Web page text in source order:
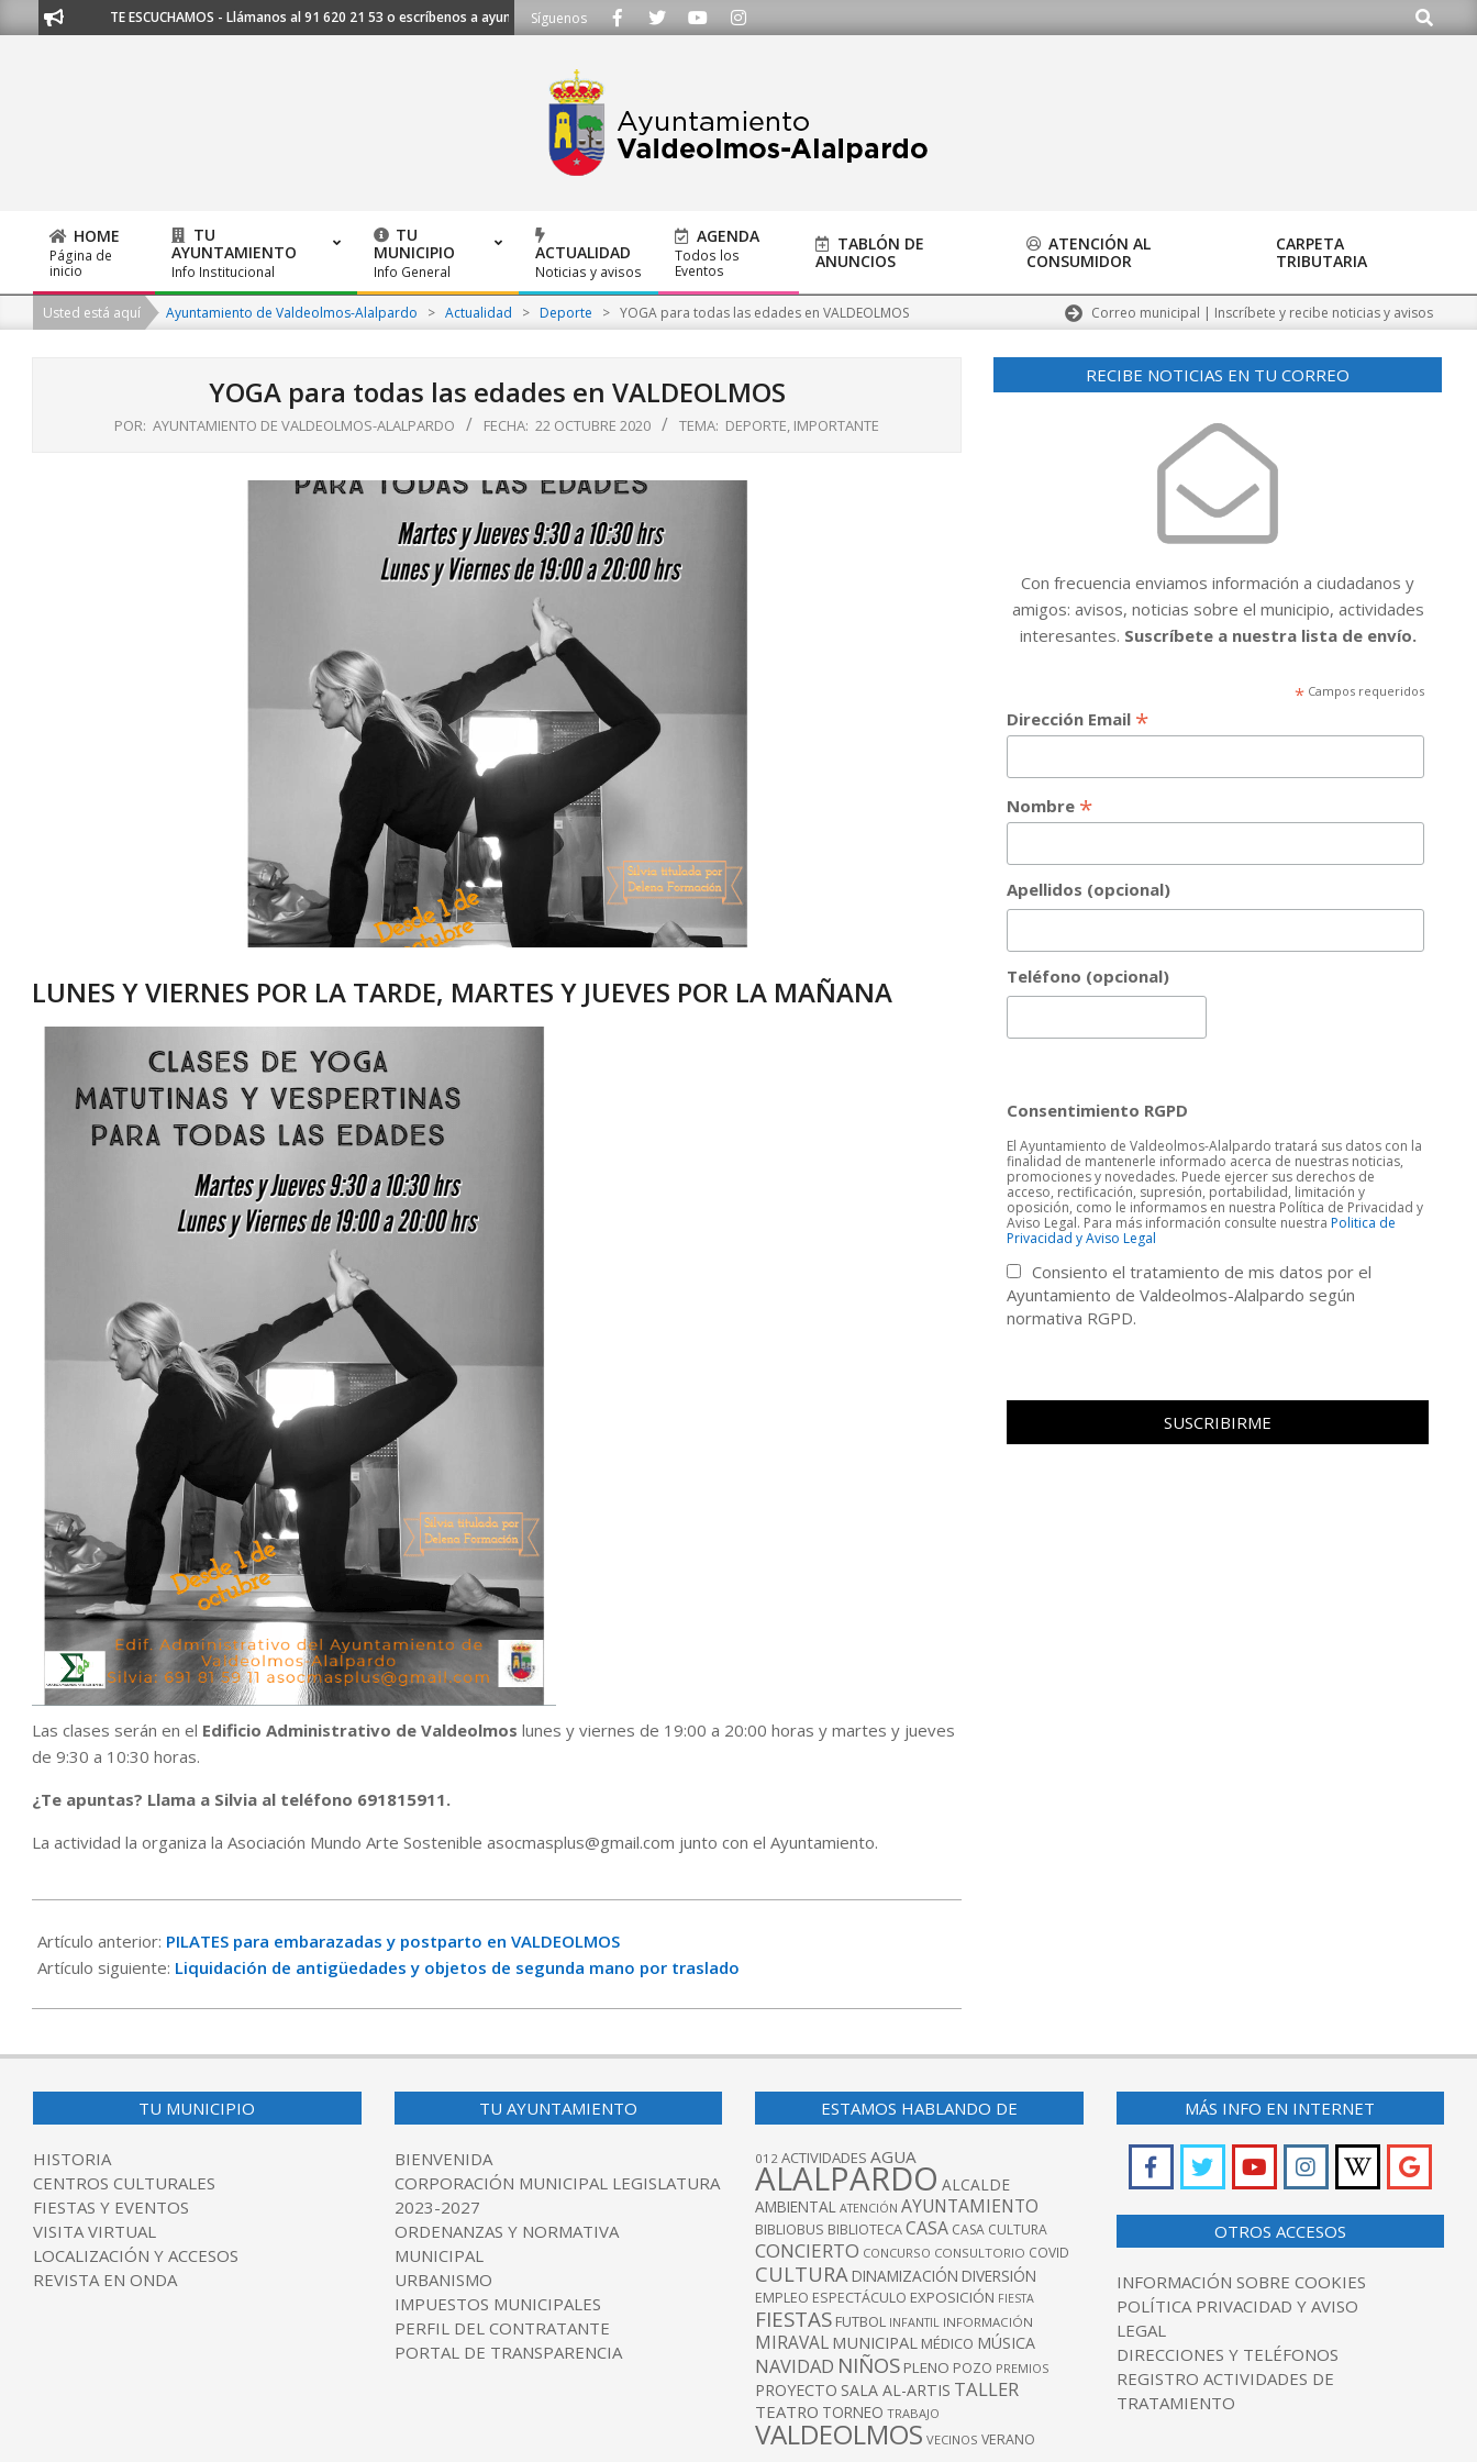
to
TE ESCUCHAMOS - Llámanos al 91 620 21 53 o escríbenos a ayuntamiento@alalpardo.org
Síguenos Buscar
Primary
Navigation
Menu
HOME
Página de
inicio
TU
AYUNTAMIENTO
Info Institucional
TU
MUNICIPIO
Info General
ACTUALIDAD
Noticias y avisos
AGENDA
Todos los
Eventos
TABLÓN DE
ANUNCIOS
ATENCIÓN AL
CONSUMIDOR
CARPETA
TRIBUTARIA
Usted está aquí Ayuntamiento de Valdeolmos-Alalpardo > Actualidad > Deporte > YOGA para todas las edades en VALDEOLMOS Correo municipal | Inscríbete y recibe noticias y avisos
YOGA para todas las edades en VALDEOLMOS
POR: AYUNTAMIENTO DE VALDEOLMOS-ALALPARDO FECHA: 22 OCTUBRE 2020 TEMA: DEPORTE, IMPORTANTE
LUNES Y VIERNES POR LA TARDE, MARTES Y JUEVES POR LA MAÑANA
Las clases serán en el Edificio Administrativo de Valdeolmos lunes y viernes de 19:00 a 20:00 horas y martes y jueves
de 9:30 a 10:30 horas.
¿Te apuntas? Llama a Silvia al teléfono 691815911.
La actividad la organiza la Asociación Mundo Arte Sostenible asocmasplus@gmail.com junto con el Ayuntamiento.
10-
22
Artículo anterior: PILATES para embarazadas y postparto en VALDEOLMOS
Artículo siguiente: Liquidación de antigüedades y objetos de segunda mano por traslado
RECIBE NOTICIAS EN TU CORREO
Con frecuencia enviamos información a ciudadanos y
amigos: avisos, noticias sobre el municipio, actividades
interesantes. Suscríbete a nuestra lista de envío.
* Campos requeridos
Dirección Email *
Nombre *
Apellidos (opcional)
Teléfono (opcional)
Consentimiento RGPD
El Ayuntamiento de Valdeolmos-Alalpardo tratará sus datos con la
finalidad de mantenerle informado acerca de nuestras noticias,
promociones y novedades. Puede ejercer sus derechos de
acceso, rectificación, supresión, portabilidad, limitación y
oposición, como le informamos en nuestra Política de Privacidad y
Aviso Legal. Para más información consulte nuestraPolitica de
Privacidad y Aviso Legal
Consiento el tratamiento de mis datos por el
Ayuntamiento de Valdeolmos-Alalpardo según
normativa RGPD.
TU MUNICIPIO
HISTORIA
CENTROS CULTURALES
FIESTAS Y EVENTOS
VISITA VIRTUAL
LOCALIZACIÓN Y ACCESOS
REVISTA EN ONDA
TU AYUNTAMIENTO
BIENVENIDA
CORPORACIÓN MUNICIPAL LEGISLATURA
2023-2027
ORDENANZAS Y NORMATIVA
MUNICIPAL
URBANISMO
IMPUESTOS MUNICIPALES
PERFIL DEL CONTRATANTE
PORTAL DE TRANSPARENCIA
ESTAMOS HABLANDO DE
012 ACTIVIDADES AGUA
ALALPARDO ALCALDE
AMBIENTAL ATENCIÓN AYUNTAMIENTO
BIBLIOBUS BIBLIOTECACASA CASA CULTURA
CONCIERTO CONCURSO CONSULTORIO COVID
CULTURA DINAMIZACIÓN DIVERSIÓN
EMPLEO ESPECTÁCULO EXPOSICIÓN FIESTA
FIESTAS FUTBOL INFANTIL INFORMACIÓN
MIRAVAL MUNICIPAL MÉDICO MÚSICA
NAVIDAD NIÑOS PLENO POZO PREMIOS
PROYECTO SALA AL-ARTIS TALLER
TEATRO TORNEO TRABAJO
VALDEOLMOS VECINOS VERANO
MÁS INFO EN INTERNET
OTROS ACCESOS
INFORMACIÓN SOBRE COOKIES
POLÍTICA PRIVACIDAD Y AVISO
LEGAL
DIRECCIONES Y TELÉFONOS
REGISTRO ACTIVIDADES DE
TRATAMIENTO